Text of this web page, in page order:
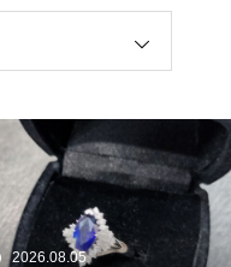
2026.08.05